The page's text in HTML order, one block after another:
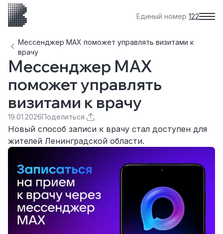
Единый номер 122
Мессенджер МАХ поможет управлять визитами к
врачу
Мессенджер МАХ
поможет управлять
визитами к врачу
19.01.2026Поделиться
Новый способ записи к врачу стал доступен для
жителей Ленинградской области.